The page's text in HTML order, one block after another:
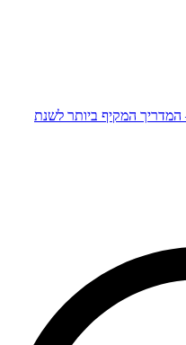
– המדריך המקיף ביותר לשנת